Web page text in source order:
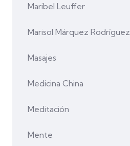
Maribel Leuffer
Marisol Márquez Rodríguez
Masajes
Medicina China
Meditación
Mente